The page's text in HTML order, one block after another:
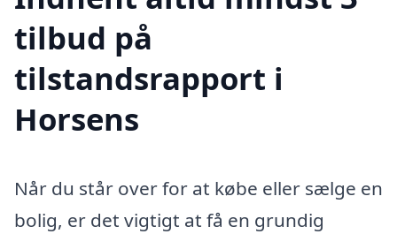
tilbud på
tilstandsrapport i
Horsens
Når du står over for at købe eller sælge en
bolig, er det vigtigt at få en grundig